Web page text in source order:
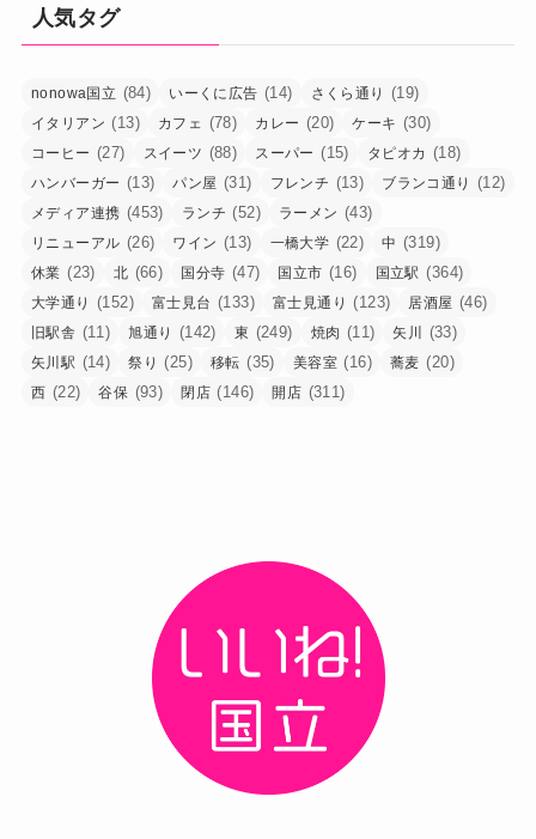
人気タグ
nonowa国立 (84) いーくに広告 (14) さくら通り (19)
イタリアン (13) カフェ (78) カレー (20) ケーキ (30)
コーヒー (27) スイーツ (88) スーパー (15) タピオカ (18)
ハンバーガー (13) パン屋 (31) フレンチ (13) ブランコ通り (12)
メディア連携 (453) ランチ (52) ラーメン (43)
リニューアル (26) ワイン (13) 一橋大学 (22) 中 (319)
休業 (23) 北 (66) 国分寺 (47) 国立市 (16) 国立駅 (364)
大学通り (152) 富士見台 (133) 富士見通り (123) 居酒屋 (46)
旧駅舎 (11) 旭通り (142) 東 (249) 焼肉 (11) 矢川 (33)
矢川駅 (14) 祭り (25) 移転 (35) 美容室 (16) 蕎麦 (20)
西 (22) 谷保 (93) 閉店 (146) 開店 (311)